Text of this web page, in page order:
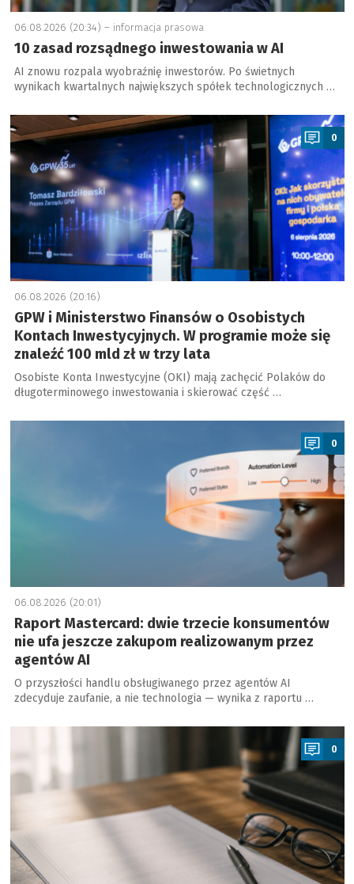
06.08.2026 (20:34) – informacja prasowa
10 zasad rozsądnego inwestowania w AI
AI znowu rozpala wyobraźnię inwestorów. Po świetnych
wynikach kwartalnych największych spółek technologicznych …
a
0
06.08.2026 (20:16)
GPW i Ministerstwo Finansów o Osobistych
Kontach Inwestycyjnych. W programie może się
znaleźć 100 mld zł w trzy lata
Osobiste Konta Inwestycyjne (OKI) mają zachęcić Polaków do
długoterminowego inwestowania i skierować część …
a
0
06.08.2026 (20:01)
Raport Mastercard: dwie trzecie konsumentów
nie ufa jeszcze zakupom realizowanym przez
agentów AI
O przyszłości handlu obsługiwanego przez agentów AI
zdecyduje zaufanie, a nie technologia — wynika z raportu …
a
0